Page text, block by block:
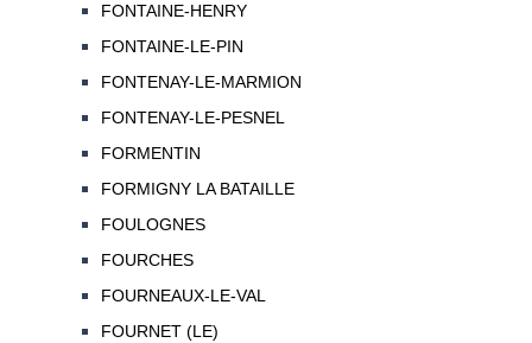
FONTAINE-HENRY
FONTAINE-LE-PIN
FONTENAY-LE-MARMION
FONTENAY-LE-PESNEL
FORMENTIN
FORMIGNY LA BATAILLE
FOULOGNES
FOURCHES
FOURNEAUX-LE-VAL
FOURNET (LE)